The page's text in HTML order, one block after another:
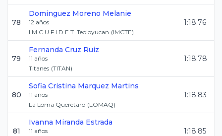
78
Dominguez Moreno Melanie
12 años
I.M.C.U.F.I.D.E.T. Teoloyucan (IMCTE)
1:18.76
79
Fernanda Cruz Ruiz
11 años
Titanes (TITAN)
1:18.78
80
Sofia Cristina Marquez Martins
11 años
La Loma Queretaro (LOMAQ)
1:18.83
81
Ivanna Miranda Estrada
11 años
1:18.85